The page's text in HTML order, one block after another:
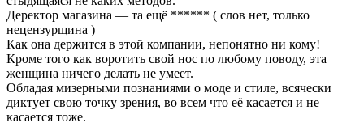
Деректор магазина — та ещё ****** ( слов нет, только
нецензурщина )
Как она держится в этой компании, непонятно ни кому!
Кроме того как воротить свой нос по любому поводу, эта
женщина ничего делать не умеет.
Обладая мизерными познаниями о моде и стиле, всячески
диктует свою точку зрения, во всем что её касается и не
касается тоже.